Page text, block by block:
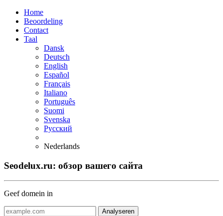
Home
Beoordeling
Contact
Taal
Dansk
Deutsch
English
Español
Français
Italiano
Português
Suomi
Svenska
Русский
Nederlands
Seodelux.ru: обзор вашего сайта
Geef domein in
Analyseren